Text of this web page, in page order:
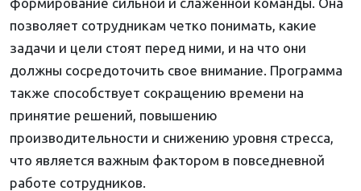
позволяет сотрудникам четко понимать, какие
задачи и цели стоят перед ними, и на что они
должны сосредоточить свое внимание. Программа
также способствует сокращению времени на
принятие решений, повышению
производительности и снижению уровня стресса,
что является важным фактором в повседневной
работе сотрудников.